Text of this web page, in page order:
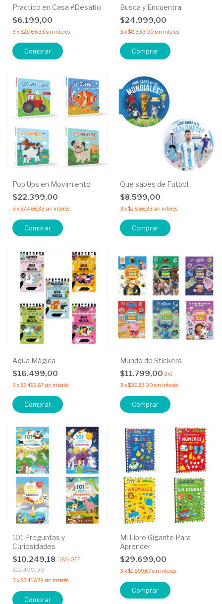
Practico en Casa #Desafio
$6.199,00
3 x$2.066,33 sin interés
Comprar
Busca y Encuentra
$24.999,00
3 x$8.333,00 sin interés
Comprar
Pop Ups en Movimiento
$22.399,00
3 x$7.466,33 sin interés
Comprar
Que sabes de Futbol
$8.599,00
3 x$2.866,33 sin interés
Comprar
Agua Mágica
$16.499,00
3 x$5.499,67sin interés
Comprar
Mundo de Stickers
$11.799,00 2x1
3 x$3.933,00 sin interés
Comprar
101 Preguntas y
Curiosidades
$10.249,18 -18% OFF
$12.499,00
3 x$3.416,39 sin interés
Comprar
Mi Libro Gigante Para
Aprender
$29.699,00
3 x$9.899,67sin interés
Comprar